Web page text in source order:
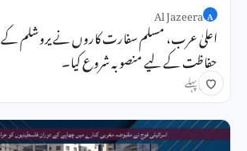
A
Al Jazeera
اعلیٰ عرب، مسلم سفارت کاروں نے یروشلم کے
حفاظت کے لیے منصوبہ شروع کیا۔
2 دن پہلے